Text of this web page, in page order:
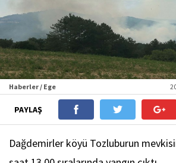
Haberler / Ege
PAYLAŞ
Dağdemirler köyü Tozluburun